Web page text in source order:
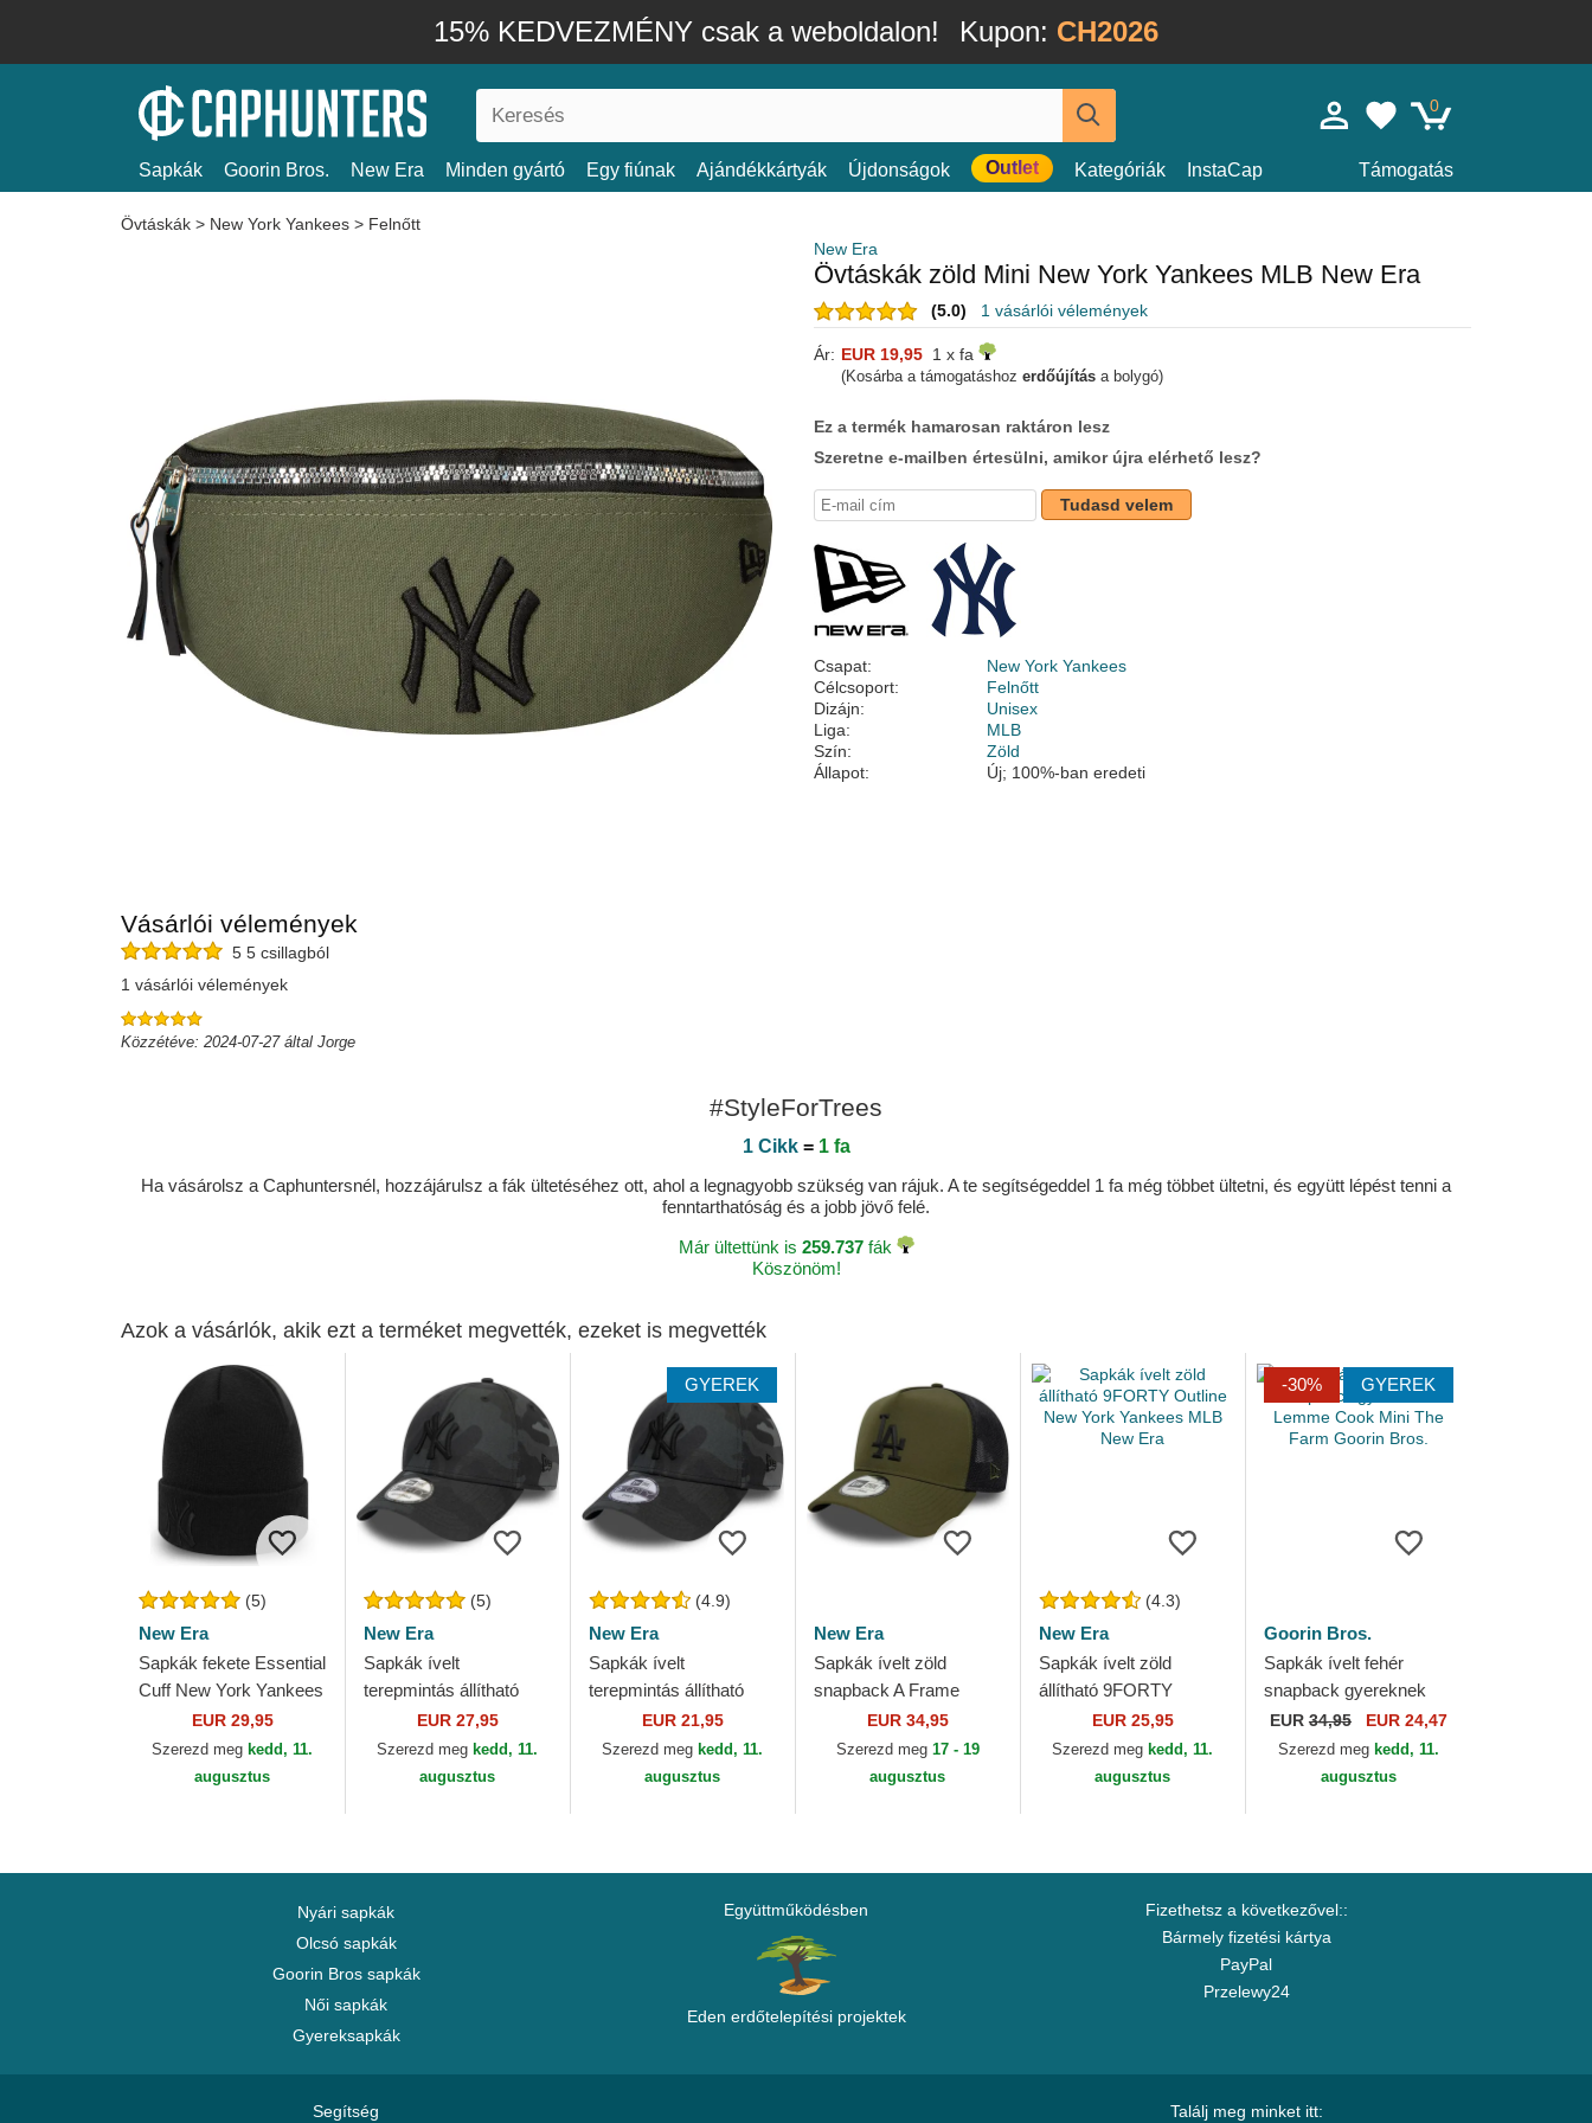
15% KEDVEZMÉNY csak a weboldalon! Kupon: CH2026
0
Sapkák Goorin Bros. New Era Minden gyártó Egy fiúnak Ajándékkártyák Újdonságok Outlet Kategóriák InstaCap Támogatás
Övtáskák > New York Yankees > Felnőtt
New Era
Övtáskák zöld Mini New York Yankees MLB New Era
(5.0) 1 vásárlói vélemények
Ár: EUR 19,95 1 x fa
(Kosárba a támogatáshoz erdőújítás a bolygó)
Ez a termék hamarosan raktáron lesz
Szeretne e-mailben értesülni, amikor újra elérhető lesz?
Tudasd velem
Csapat:
New York Yankees
Célcsoport:
Felnőtt
Dizájn:
Unisex
Liga:
MLB
Szín:
Zöld
Állapot:
Új; 100%-ban eredeti
Vásárlói vélemények
5 5 csillagból
1 vásárlói vélemények
Közzétéve: 2024-07-27 által Jorge
#StyleForTrees
1 Cikk= 1 fa
Ha vásárolsz a Caphuntersnél, hozzájárulsz a fák ültetéséhez ott, ahol a legnagyobb szükség van rájuk. A te segítségeddel 1 fa még többet ültetni, és együtt lépést tenni a
fenntarthatóság és a jobb jövő felé.
Már ültettünk is 259.737fák
Köszönöm!
Azok a vásárlók, akik ezt a terméket megvették, ezeket is megvették
(5)
New Era
Sapkák fekete Essential
Cuff New York Yankees
MLB New Era
EUR 29,95
Szerezd meg kedd, 11.
augusztus
(5)
New Era
Sapkák ívelt
terepmintás állítható
9FORTY League
Essential New York
Yankees MLB New Era
EUR 27,95
Szerezd meg kedd, 11.
augusztus
GYEREK
(4.9)
New Era
Sapkák ívelt
terepmintás állítható
gyereknek 9FORTY
League Essential New
York Yankees MLB
EUR 21,95
Szerezd meg kedd, 11.
augusztus
New Era
Sapkák ívelt zöld
snapback A Frame
Sport Los Angeles
Dodgers MLB New Era
EUR 34,95
Szerezd meg 17 - 19
augusztus
(4.3)
New Era
Sapkák ívelt zöld
állítható 9FORTY
Outline New York
Yankees MLB New Era
EUR 25,95
Szerezd meg kedd, 11.
augusztus
-30% GYEREK
Goorin Bros.
Sapkák ívelt fehér
snapback gyereknek
Lemme Cook Mini The
Farm Goorin Bros.
EUR 34,95 EUR 24,47
Szerezd meg kedd, 11.
augusztus
Nyári sapkák
Olcsó sapkák
Goorin Bros sapkák
Női sapkák
Gyereksapkák
Együttműködésben
Eden erdőtelepítési projektek
Fizethetsz a következővel::
Bármely fizetési kártya
PayPal
Przelewy24
Segítség Találj meg minket itt: